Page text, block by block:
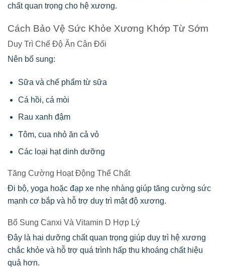
chất quan trọng cho hệ xương.
Cách Bảo Vệ Sức Khỏe Xương Khớp Từ Sớm
Duy Trì Chế Độ Ăn Cân Đối
Nên bổ sung:
Sữa và chế phẩm từ sữa
Cá hồi, cá mòi
Rau xanh đậm
Tôm, cua nhỏ ăn cả vỏ
Các loại hạt dinh dưỡng
Tăng Cường Hoạt Động Thể Chất
Đi bộ, yoga hoặc đạp xe nhẹ nhàng giúp tăng cường sức
mạnh cơ bắp và hỗ trợ duy trì mật độ xương.
Bổ Sung Canxi Và Vitamin D Hợp Lý
Đây là hai dưỡng chất quan trọng giúp duy trì hệ xương
chắc khỏe và hỗ trợ quá trình hấp thu khoáng chất hiệu
quả hơn.